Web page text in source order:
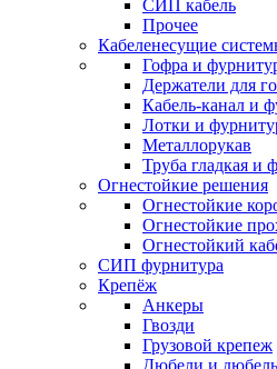
СИП кабель
Прочее
Кабеленесущие
Гофра и
Держатели для
Кабель-канал и
Лотки и
Металлорукав
Труба гладкая и
Огнестойкие решения
Огнестойкие
Огнестойкие
Огнестойкий
СИП фурнитура
Крепёж
Анкеры
Гвозди
Грузовой крепеж
Дюбели и